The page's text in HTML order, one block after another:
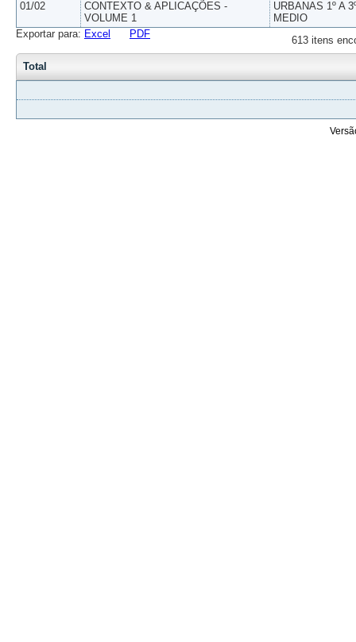
01/02
CONTEXTO & APLICAÇÕES -
VOLUME 1
URBANAS 1º A
MEDIO
613 itens
Exportar para: Excel PDF
Total